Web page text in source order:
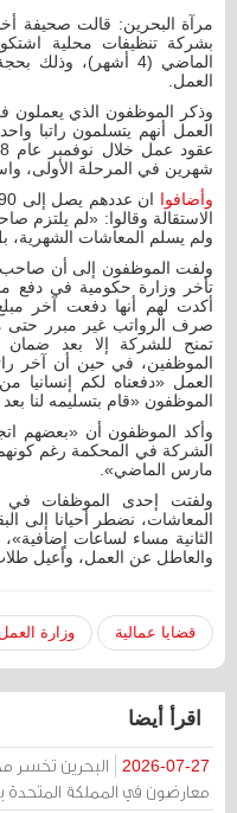
مرآة البحرين: قالت صحيفة
بشركة تنظيفات محلية
الماضي (4 أشهر)،
العمل.
وذكر الموظفون الذي يعملون
شهرين في المرحلة الأولى،
وأضافوا
الاستقالة وقالوا: «لم يلتزم
ولم يسلم المعاشات الشهرية، بل تم
ولفت الموظفون إلى أن
تأخر وزارة حكومية في دفع
أكدت لهم أنها دفعت آخر
صرف الرواتب غير مبرر حتى
تمنح للشركة إلا بعد ضمان
الموظفين، في حين أن آخر
العمل «دفعناه لكم إنسانيا
الموظفون «قام بتسليمه لنا
وأكد الموظفون أن «بعضهم
الشركة في المحكمة رغم
مارس الماضي».
ولفتت إحدى الموظفات
المعاشات، نضطر أحيانا إلى
الثانية مساء لساعات
والعاطل عن العمل، وأعيل
قضايا عمالية وزارة العمل
اقرأ أيضا
2026-07-27
البحرين تخسر
معارضون في المملكة